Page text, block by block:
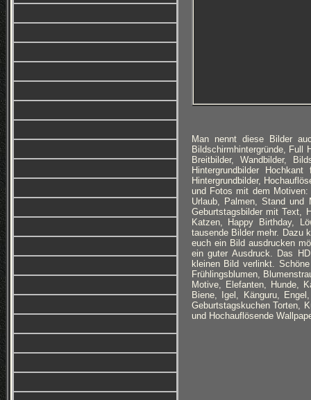
Man nennt diese Bilder
Bildschirmhintergründe, Full
Breitbilder, Wandbilder,
Hintergrundbilder
Hintergrundbilder,
und Fotos mit dem Motiven:
Urlaub, Palmen, Stand und
Geburtstagsbilder mit Text,
Katzen, Happy Birthday,
tausende Bilder mehr. Dazu
euch ein Bild ausdrucken
ein guter Ausdruck. Das
kleinen Bild verlinkt.
Frühlingsblumen,
Motive, Elefanten, Hunde,
Biene, Igel, Känguru,
Geburtstagskuchen Torten,
und Hochauflösende